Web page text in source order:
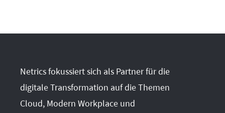
Netrics fokussiert sich als Partner für die
digitale Transformation auf die Themen
Cloud, Modern Workplace und